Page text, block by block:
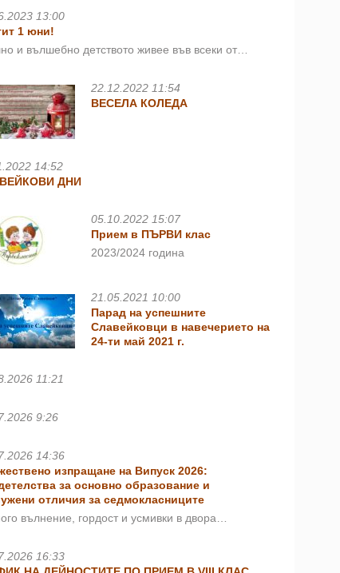
13:00
1 юни!
и вълшебно детството живее във всеки от…
22.12.2022 11:54
ВЕСЕЛА КОЛЕДА
14:52
ДНИ
05.10.2022 15:07
Прием в ПЪРВИ клас
2023/2024 година
21.05.2021 10:00
Парад на успешните
Славейковци в навечерието на
24-ти май 2021 г.
11:21
9:26
14:36
изпращане на Випуск 2026:
за основно образование и
отличия за седмокласниците
вълнение, гордост и усмивки в двора…
16:33